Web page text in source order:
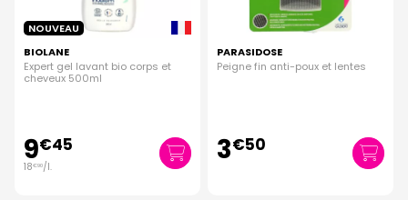
NOUVEAU
BIOLANE
Expert gel lavant bio corps et
cheveux 500ml
9€45
18€90/l.
PARASIDOSE
Peigne fin anti-poux et lentes
3€50